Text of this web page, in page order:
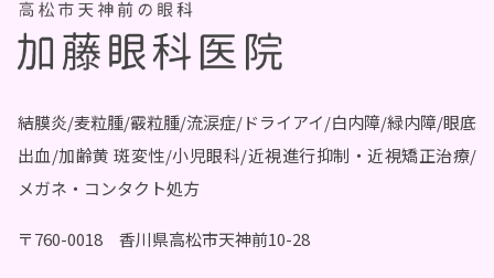
結膜炎/麦粒腫/霰粒腫/流涙症/ドライアイ/白内障/緑内障/眼底
出血/加齢黄 斑変性/小児眼科/近視進行抑制・近視矯正治療/
メガネ・コンタクト処方
〒760-0018 香川県高松市天神前10-28